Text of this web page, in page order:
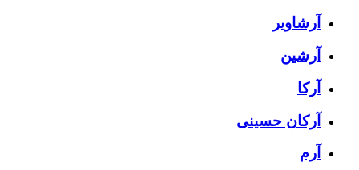
آرشاویر
آرشین
آرکا
آرکان حسینی
آرم